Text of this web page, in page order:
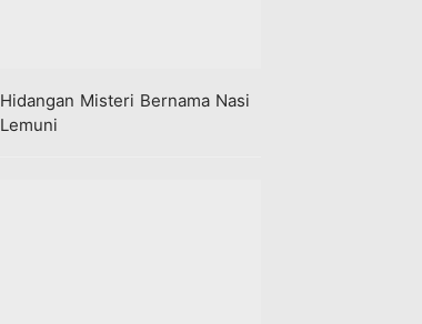
Hidangan Misteri Bernama Nasi
Lemuni